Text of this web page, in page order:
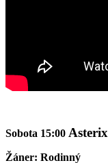
Sobota 15:00
Žáner: Rodinný